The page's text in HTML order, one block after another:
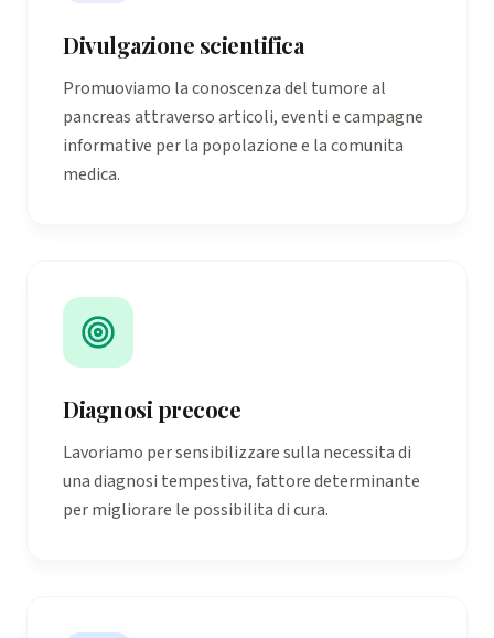
Divulgazione scientifica
Promuoviamo la conoscenza del tumore al
pancreas attraverso articoli, eventi e campagne
informative per la popolazione e la comunita
medica.
Diagnosi precoce
Lavoriamo per sensibilizzare sulla necessita di
una diagnosi tempestiva, fattore determinante
per migliorare le possibilita di cura.